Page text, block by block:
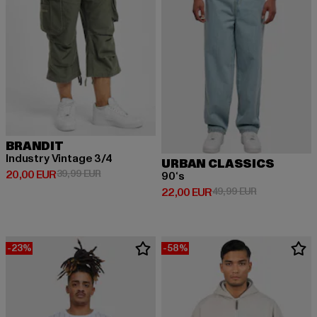
BRANDIT
Industry Vintage 3/4
20,00 EUR
Derzeitiger Preis: 20,00 EUR
39,99 EURAktionspreis: 39,99 EUR
URBAN CLASSICS
90‘s
22,00 EUR
Derzeitiger Preis: 22,00 EUR
49,99 EURAktionspreis:
-23% -58%